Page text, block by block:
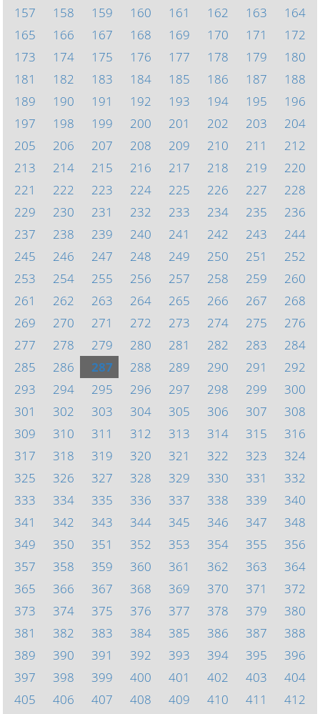
157
158 159 160 161 162 163
164
165
166 167 168 169 170 171
172
173
174 175 176 177 178 179
180
181
182 183 184 185 186 187
188
189
190 191 192 193 194 195
196
197
198 199 200 201 202 203
204
205
206 207 208 209 210 211
212
213
214 215 216 217 218 219
220
221
222 223 224 225 226 227
228
229
230 231 232 233 234 235
236
237
238 239 240 241 242 243
244
245
246 247 248 249 250 251
252
253
254 255 256 257 258 259
260
261
262 263 264 265 266 267
268
269
270 271 272 273 274 275
276
277
278 279 280 281 282 283
284
285
286 287 288 289 290 291
292
293
294 295 296 297 298 299
300
301
302 303 304 305 306 307
308
309
310 311 312 313 314 315
316
317
318 319 320 321 322 323
324
325
326 327 328 329 330 331
332
333
334 335 336 337 338 339
340
341
342 343 344 345 346 347
348
349
350 351 352 353 354 355
356
357
358 359 360 361 362 363
364
365
366 367 368 369 370 371
372
373
374 375 376 377 378 379
380
381
382 383 384 385 386 387
388
389
390 391 392 393 394 395
396
397
398 399 400 401 402 403
404
405
406 407 408 409 410 411
412